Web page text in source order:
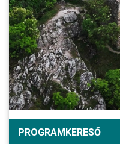
PROGRAMKERESŐ